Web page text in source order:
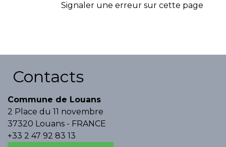
Signaler une erreur sur cette page
Contacts
Commune de Louans
2 Place du 11 novembre
37320 Louans - FRANCE
+33 2 47 92 83 13